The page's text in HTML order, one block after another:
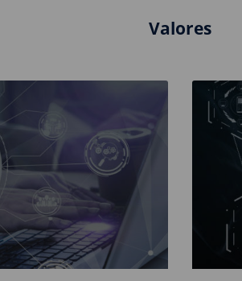
Valores